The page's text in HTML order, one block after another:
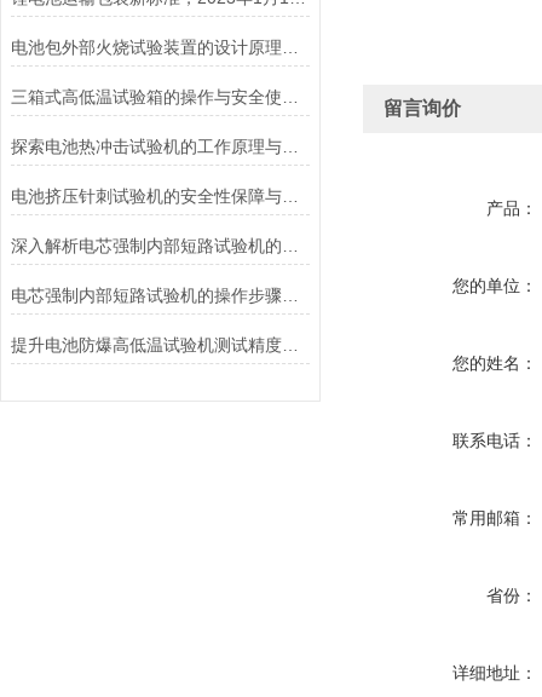
探索电池热冲击试验机的工作原理与应用
电池挤压针刺试验机的安全性保障与风险控制介绍
提升电池防爆高低温试验机测试精度的技巧
留言询价
产品：
您的单位：
您的姓名：
联系电话：
常用邮箱：
省份：
详细地址：